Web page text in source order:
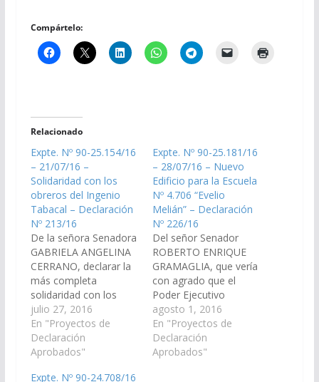
Compártelo:
Relacionado
Expte. Nº 90-25.154/16
– 21/07/16 –
Solidaridad con los
obreros del Ingenio
Tabacal – Declaración
Nº 213/16
De la señora Senadora
GABRIELA ANGELINA
CERRANO, declarar la
más completa
solidaridad con los
obreros del Ingenio
Tabacal y aquellos
otros que se
encuentran en
julio 27, 2016
En "Proyectos de
Declaración
Aprobados"
Expte. Nº 90-25.181/16
– 28/07/16 – Nuevo
Edificio para la Escuela
Nº 4.706 “Evelio
Melián” – Declaración
Nº 226/16
Del señor Senador
ROBERTO ENRIQUE
GRAMAGLIA, que vería
con agrado que el
Poder Ejecutivo
Provincial, realice
todas las gestiones
pertinentes ante las
Autoridades
agosto 1, 2016
En "Proyectos de
Declaración
Aprobados"
Expte. Nº 90-24.708/16